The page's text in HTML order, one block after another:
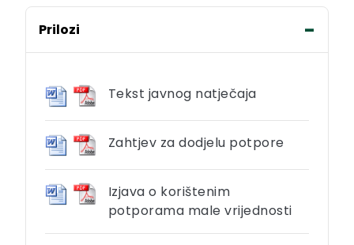
Prilozi
Tekst javnog natječaja
Zahtjev za dodjelu potpore
Izjava o korištenim
potporama male vrijednosti